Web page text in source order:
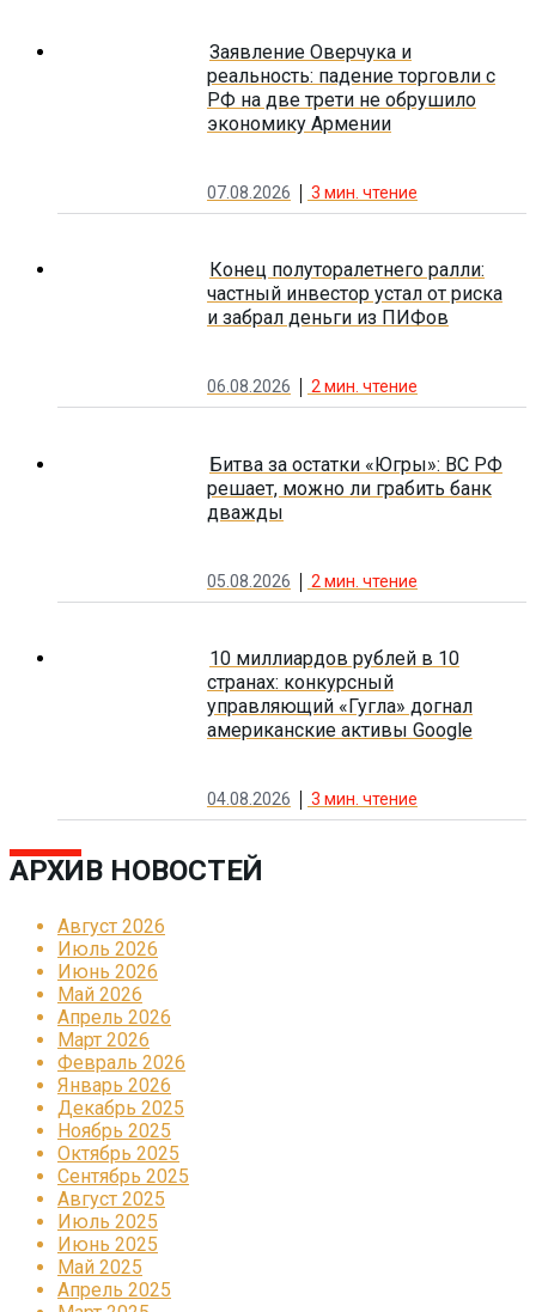
Заявление Оверчука и
реальность: падение торговли с
РФ на две трети не обрушило
экономику Армении
07.08.2026 3 мин. чтение
Конец полуторалетнего ралли:
частный инвестор устал от риска
и забрал деньги из ПИФов
06.08.2026 2мин. чтение
Битва за остатки «Югры»: ВС РФ
решает, можно ли грабить банк
дважды
05.08.2026 2 мин. чтение
10 миллиардов рублей в 10
странах: конкурсный
управляющий «Гугла» догнал
американские активы Google
04.08.2026 3 мин. чтение
АРХИВ НОВОСТЕЙ
Август 2026
Июль 2026
Июнь 2026
Май 2026
Апрель 2026
Март 2026
Февраль 2026
Январь 2026
Декабрь 2025
Ноябрь 2025
Октябрь 2025
Сентябрь 2025
Август 2025
Июль 2025
Июнь 2025
Май 2025
Апрель 2025